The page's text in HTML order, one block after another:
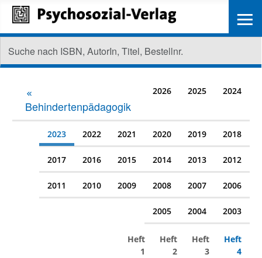
Behindertenpädagogik
2026 2025 2024
2023 2022 2021 2020 2019 2018
2017 2016 2015 2014 2013 2012
2011 2010 2009 2008 2007 2006
2005 2004 2003
Heft
1
Heft
2
Heft
3
Heft
4
≡